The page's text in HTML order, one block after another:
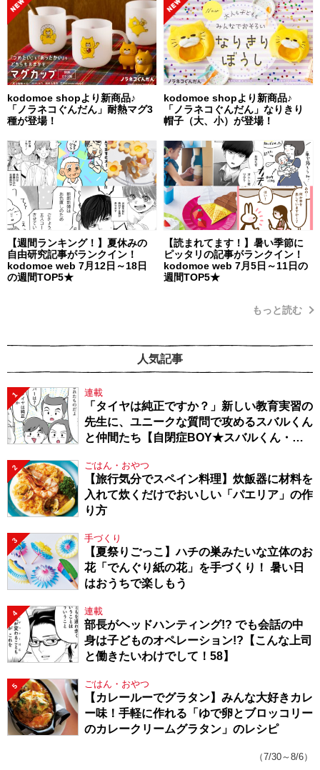
kodomoe shopより新商品♪
「ノラネコぐんだん」耐熱マグ3
種が登場！
kodomoe shopより新商品♪
「ノラネコぐんだん」なりきり
帽子（大、小）が登場！
【週間ランキング！】夏休みの
自由研究記事がランクイン！
kodomoe web 7月12日～18日
の週間TOP5★
【読まれてます！】暑い季節に
ピッタリの記事がランクイン！
kodomoe web 7月5日～11日の
週間TOP5★
もっと読む
人気記事
1 連載
「タイヤは純正ですか？」新しい教育実習の
先生に、ユニークな質問で攻めるスバルくん
と仲間たち【自閉症BOY★スバルくん・
2 ごはん・おやつ
【旅行気分でスペイン料理】炊飯器に材料を
入れて炊くだけでおいしい「パエリア」の作
り方
3 手づくり
【夏祭りごっこ】ハチの巣みたいな立体のお
花「でんぐり紙の花」を手づくり！ 暑い日
はおうちで楽しもう
4 連載
部長がヘッドハンティング!? でも会話の中
身は子どものオペレーション!?【こんな上司
と働きたいわけでして！58】
5 ごはん・おやつ
【カレールーでグラタン】みんな大好きカレ
ー味！手軽に作れる「ゆで卵とブロッコリー
のカレークリームグラタン」のレシピ
（7/30～8/6）